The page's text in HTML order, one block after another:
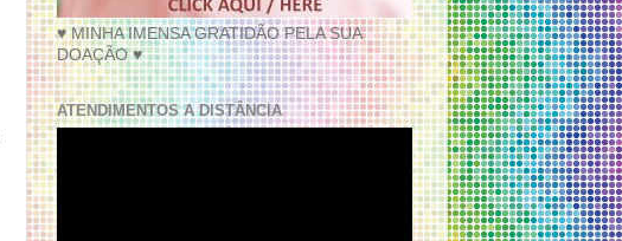
♥ MINHA IMENSA GRATIDÃO PELA SUA
DOAÇÃO ♥
ATENDIMENTOS A DISTÂNCIA